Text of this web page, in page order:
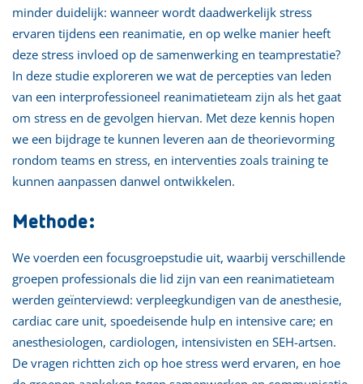
minder duidelijk: wanneer wordt daadwerkelijk stress
ervaren tijdens een reanimatie, en op welke manier heeft
deze stress invloed op de samenwerking en teamprestatie?
In deze studie exploreren we wat de percepties van leden
van een interprofessioneel reanimatieteam zijn als het gaat
om stress en de gevolgen hiervan. Met deze kennis hopen
we een bijdrage te kunnen leveren aan de theorievorming
rondom teams en stress, en interventies zoals training te
kunnen aanpassen danwel ontwikkelen.
Methode:
We voerden een focusgroepstudie uit, waarbij verschillende
groepen professionals die lid zijn van een reanimatieteam
werden geïnterviewd: verpleegkundigen van de anesthesie,
cardiac care unit, spoedeisende hulp en intensive care; en
anesthesiologen, cardiologen, intensivisten en SEH-artsen.
De vragen richtten zich op hoe stress werd ervaren, en hoe